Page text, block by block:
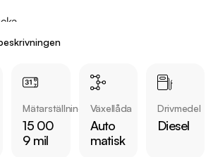
bil med någon av våra andra Volvo S60 i
Mätarställning
15 00
9 mil
Växellåda
Auto
matisk
Drivmedel
Diesel